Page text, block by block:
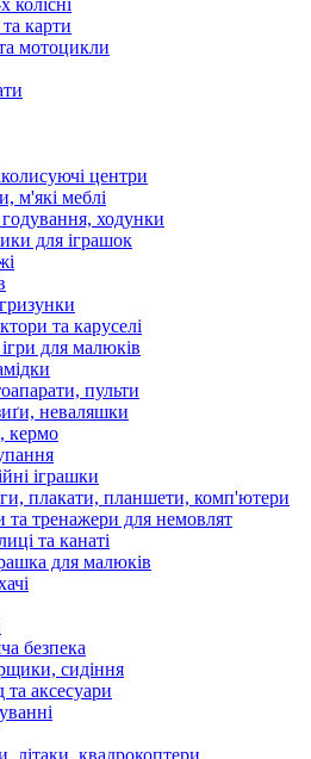
колісні
карти
мотоцикли
центри
м'які меблі
ходунки
для іграшок
та каруселі
для малюків
пульти
неваляшки
кермо
іграшки
плакати, планшети, комп'ютери
тренажери для немовлят
та канаті
для малюків
безпека
сидіння
аксесуари
літаки, квадрокоптери